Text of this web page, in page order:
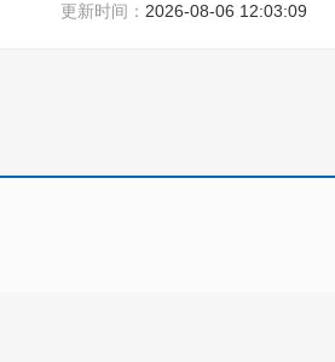
更新时间： 2026-08-06 12:03:09